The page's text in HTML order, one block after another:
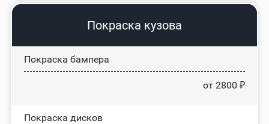
Покраска кузова
Покраска бампера
от 2800 ₽
Покраска дисков